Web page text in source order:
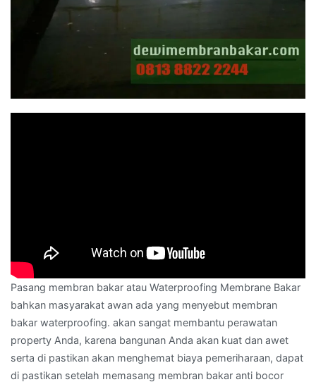
Pasang membran bakar atau Waterproofing Membrane Bakar
bahkan masyarakat awan ada yang menyebut membran
bakar waterproofing. akan sangat membantu perawatan
property Anda, karena bangunan Anda akan kuat dan awet
serta di pastikan akan menghemat biaya pemeriharaan, dapat
di pastikan setelah memasang membran bakar anti bocor